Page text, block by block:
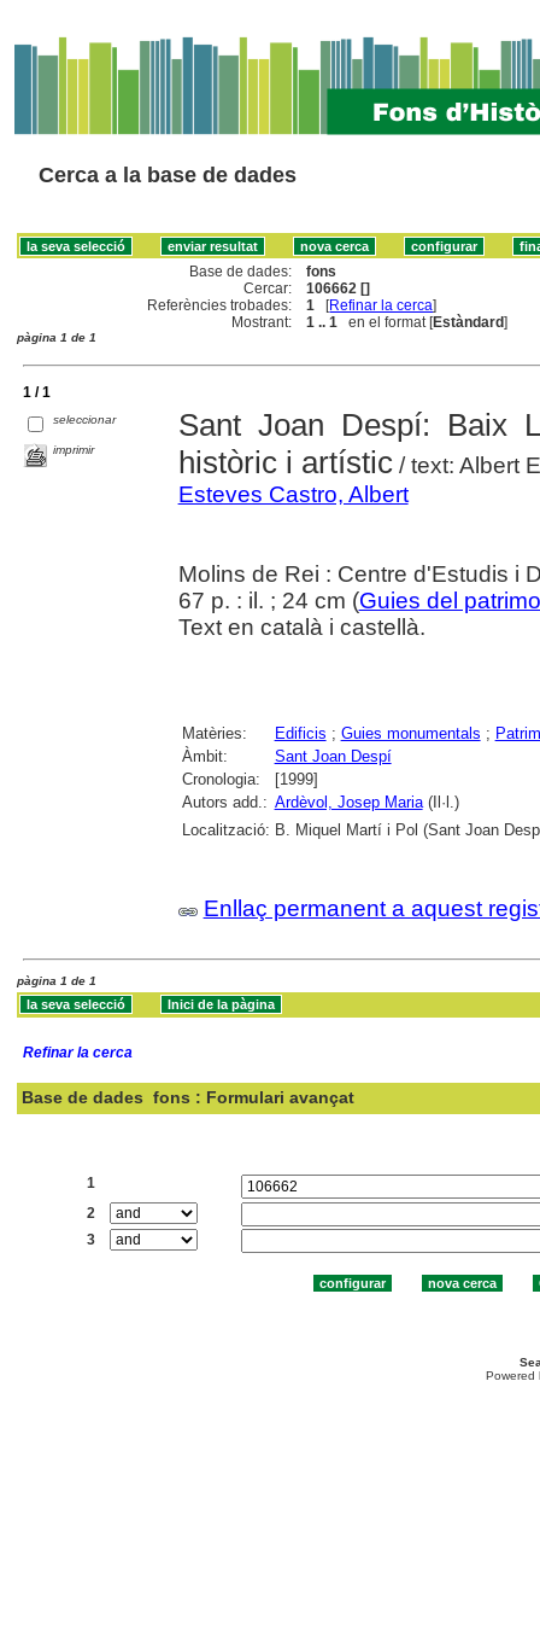
Cerca a la base de dades
Base de dades:
fons
Cercar:
106662 []
Referències trobades:
1 [Refinar la cerca]
Mostrant:
1 .. 1 en el format [Estàndard]
pàgina 1 de 1
1 / 1
seleccionar
imprimir
Sant Joan Despí: Baix
històric i artístic/ text: Albert
Esteves Castro, Albert
Molins de Rei : Centre d'Estudis i
67 p. : il. ; 24 cm (Guies del
Text en català i castellà.
Matèries: Edificis ; Guies monumentals ;
Àmbit:
Sant Joan Despí
Cronologia:
[1999]
Autors add.: Ardèvol, Josep Maria(Il·l.)
Localització: B. Miquel Martí i Pol (Sant Joan
Enllaç permanent a aquest
pàgina 1 de 1
Refinar la cerca
Base de dades fons : Formulari avançat
1
2
3